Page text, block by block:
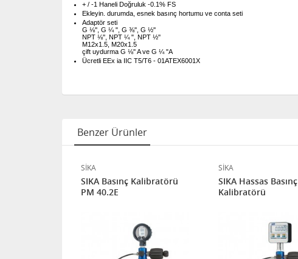
+ / -1 Haneli Doğruluk -0.1% FS
Ekleyin. durumda, esnek basınç hortumu ve conta seti
Adaptör seti
G ⅛'', G ¼ ", G ⅜'', G ½''
NPT ⅛'', NPT ¼ ", NPT ½''
M12x1.5, M20x1.5
çift uydurma G ⅛'' A ve G ¼ "A
Ücretli EEx ia IIC T5/T6 - 01ATEX6001X
Benzer Ürünler
SİKA
SIKA Basınç Kalibratörü
PM 40.2E
SİKA
SIKA Hassas Basınç
Kalibratörü